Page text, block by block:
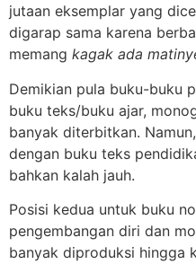
jutaan eksemplar yang
digarap sama karena
memang kagak ada
Demikian pula buku-buku
buku teks/buku ajar,
banyak diterbitkan.
dengan buku teks
bahkan kalah jauh.
Posisi kedua untuk buku
pengembangan diri dan
banyak diproduksi hingga